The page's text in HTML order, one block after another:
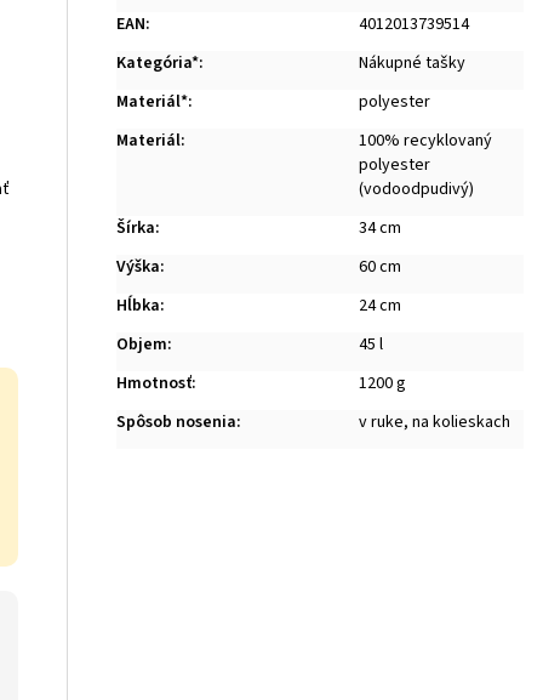
EAN:
4012013739514
Kategória*:
Nákupné tašky
Materiál*:
polyester
Materiál:
100% recyklovaný
polyester
(vodoodpudivý)
Šírka:
34 cm
Výška:
60 cm
Hĺbka:
24 cm
Objem:
45 l
Hmotnosť:
1200 g
Spôsob nosenia: v ruke, na kolieskach